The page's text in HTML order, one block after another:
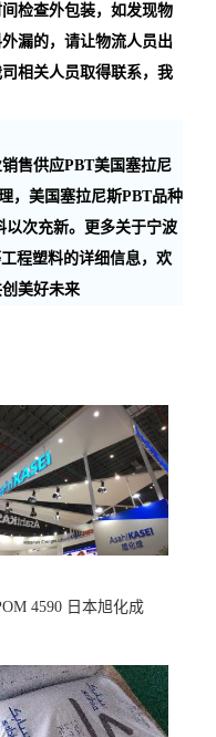
检查外包装，如发现物
漏的，请让物流人员出
相关人员取得联系，我
售供应PBT美国塞拉尼
，美国塞拉尼斯PBT品种
以次充新。更多关于宁波
程塑料的详细信息，欢
美好未来
4590 日本旭化成